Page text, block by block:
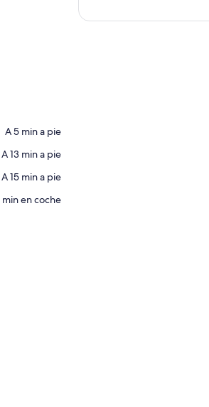
‪A 5 min a pie‬
‪A 13 min a pie‬
‪A 15 min a pie‬
min en coche‬